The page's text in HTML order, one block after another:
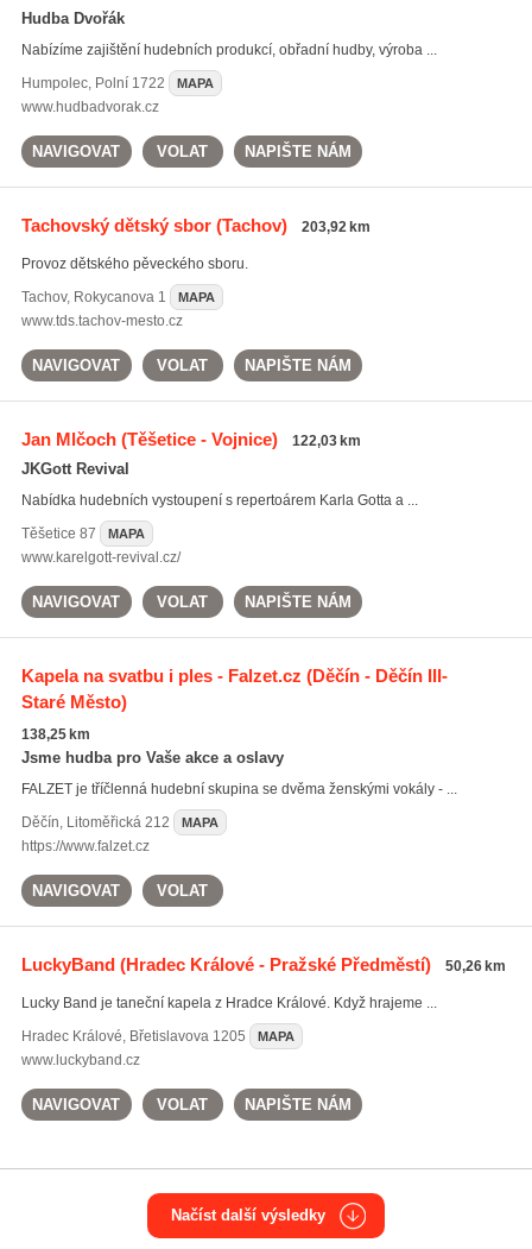
Hudba Dvořák
Nabízíme zajištění hudebních produkcí, obřadní hudby, výroba ...
Humpolec, Polní 1722 MAPA
www.hudbadvorak.cz
NAVIGOVAT VOLAT NAPIŠTE NÁM
Tachovský dětský sbor(Tachov) 203,92 km
Provoz dětského pěveckého sboru.
Tachov, Rokycanova 1 MAPA
www.tds.tachov-mesto.cz
NAVIGOVAT VOLAT NAPIŠTE NÁM
Jan Mlčoch(Těšetice - Vojnice) 122,03 km
JKGott Revival
Nabídka hudebních vystoupení s repertoárem Karla Gotta a ...
Těšetice 87 MAPA
www.karelgott-revival.cz/
NAVIGOVAT VOLAT NAPIŠTE NÁM
Kapela na svatbu i ples - Falzet.cz (Děčín - Děčín III-
Staré Město)
138,25 km
Jsme hudba pro Vaše akce a oslavy
FALZET je tříčlenná hudební skupina se dvěma ženskými vokály - ...
Děčín, Litoměřická 212 MAPA
https://www.falzet.cz
NAVIGOVAT VOLAT
LuckyBand(Hradec Králové - Pražské Předměstí) 50,26 km
Lucky Band je taneční kapela z Hradce Králové. Když hrajeme ...
Hradec Králové, Břetislavova 1205 MAPA
www.luckyband.cz
NAVIGOVAT VOLAT NAPIŠTE NÁM
Načíst další výsledky